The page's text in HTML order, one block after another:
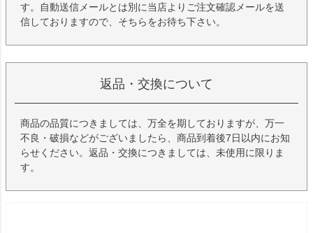
す。自動送信メールとは別に当店よりご注文確認メールを送
信しておりますので、そちらをお待ち下さい。
返品・交換について
商品の品質につきましては、万全を期しておりますが、万一
不良・破損などがございましたら、商品到着後7日以内にお知
らせください。返品・交換につきましては、未使用に限りま
す。